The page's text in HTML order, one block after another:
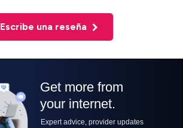
Escribe una reseña